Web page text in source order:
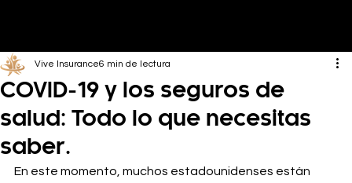
COVID-19 y los seguros de
salud: Todo lo que necesitas
saber.
Vive Insurance6 min de lectura
En este momento, muchos estadounidenses están